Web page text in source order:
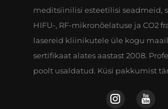
meditsiinilisi esteetilisi seadmeid,
HIFU-, RF-mikronõelatuse ja CO2
lasereid kliinikutele üle kogu
sertifikaat alates aastast 2008.
poolt usaldatud. Küsi pakkumist